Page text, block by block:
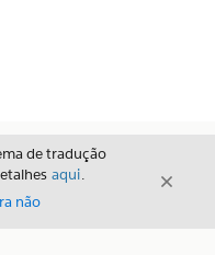
de tradução
aqui.
não
Fechar